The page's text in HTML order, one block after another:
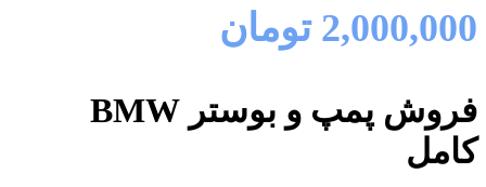
2,000,000 تومان
فروش پمپ و بوستر BMW
کامل